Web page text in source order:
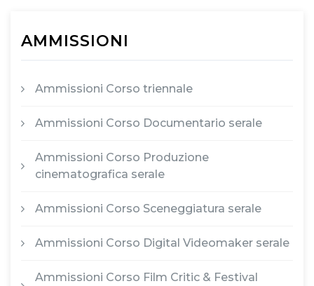
AMMISSIONI
Ammissioni Corso triennale
Ammissioni Corso Documentario serale
Ammissioni Corso Produzione
cinematografica serale
Ammissioni Corso Sceneggiatura serale
Ammissioni Corso Digital Videomaker serale
Ammissioni Corso Film Critic & Festival